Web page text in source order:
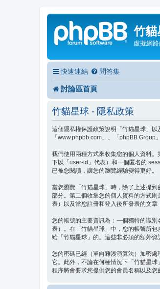
竹貓
虛擬網
快速連結 問答集
討論區首頁
竹貓星球 - 隱私政策
這個隱私權保護政策說明「竹貓星球」
「www.phpbb.com」、「phpBB Group
我們使用兩種方式來收集您的個人資料
下以「user-id」代表）和一個匿名的
已被您閱讀，讓您的瀏覽經驗變得更好。
當您瀏覽「竹貓星球」時，除了上述提
部分。第二個收集您的個人資料的方式
表）以及當您註冊和登入後所發表的文章
您的帳號的主要資訊為：一個獨特的識
表）。在「竹貓星球」中，您的帳號所
給「竹貓星球」的。這些非必須的額外
您的密碼已經（單向雜湊演算法）加密
它。此外，不論在何種情況下「竹貓星
程序將會要求您提供您的會員名稱以及您